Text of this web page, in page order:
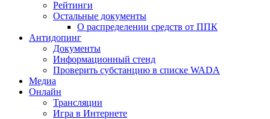
Рейтинги
Остальные документы
О распределении средств от ППК
Антидопинг
Документы
Информационный стенд
Проверить субстанцию в списке WADA
Медиа
Онлайн
Трансляции
Игра в Интернете